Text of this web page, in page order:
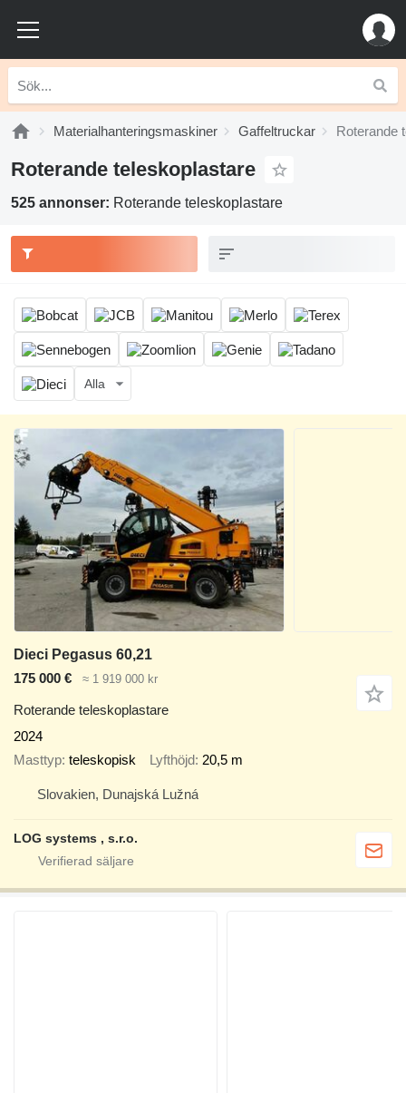
Materialhanteringsmaskiner Gaffeltruckar Roterande
Roterande teleskoplastare
525 annonser: Roterande teleskoplastare
Alla
Dieci Pegasus 60,21
175 000 €
≈ 1 919 000 kr
Roterande teleskoplastare
2024
Masttyp teleskopisk Lyfthöjd 20,5 m
Slovakien, Dunajská Lužná
LOG systems , s.r.o.